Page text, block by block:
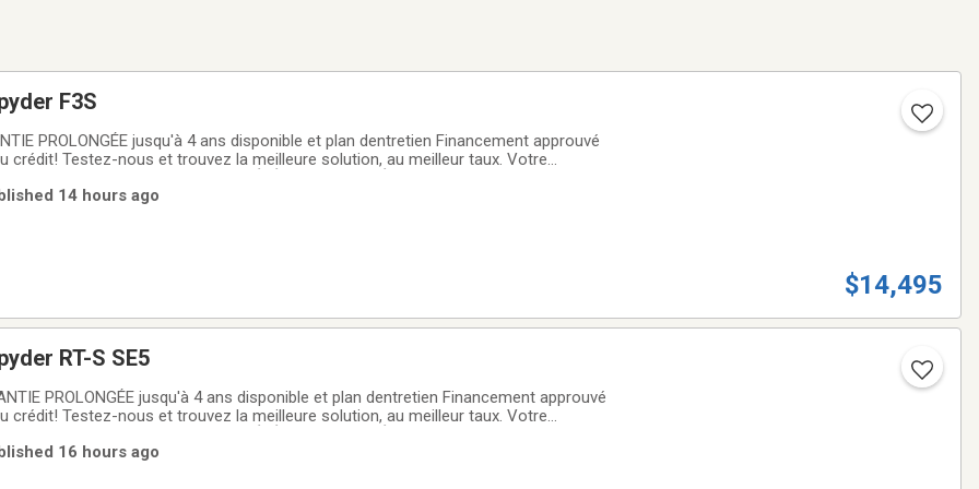
F3S
PROLONGÉE jusqu'à 4 ans disponible et plan dentretien Financement approuvé
crédit! Testez-nous et trouvez la meilleure solution, au meilleur taux. Votre
plus de 500 véhicules en inventaire
14 hours ago
$14,495
RT-S SE5
PROLONGÉE jusqu'à 4 ans disponible et plan dentretien Financement approuvé
crédit! Testez-nous et trouvez la meilleure solution, au meilleur taux. Votre
plus de 500 véhicules en inventaire
16 hours ago